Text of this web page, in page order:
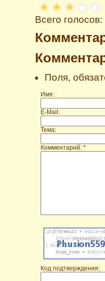
Всего
Поля,
Имя:
E-Mail:
Тема:
Комментарий: *
Код подтверждения: